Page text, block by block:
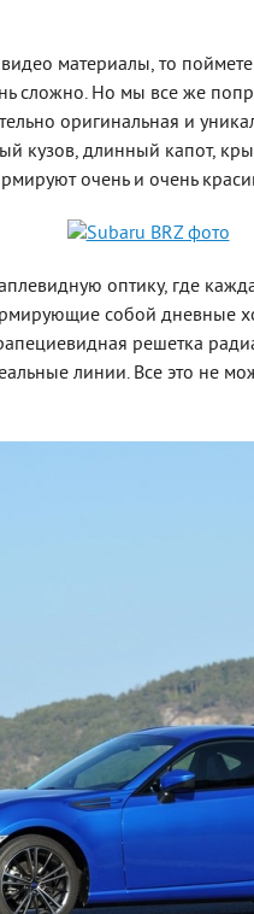
материалы, то
сложно. Но мы все же
оригинальная и
кузов, длинный капот,
очень и очень
оптику, где
собой дневные
решетка
линии. Все это не